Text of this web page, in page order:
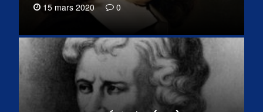
15 mars 2020 0